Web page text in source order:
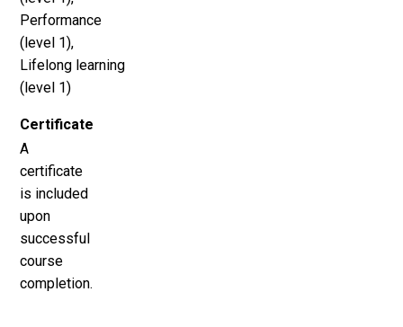
Performance
(level 1),
Lifelong learning
(level 1)
Certificate
A
certificate
is included
upon
successful
course
completion.